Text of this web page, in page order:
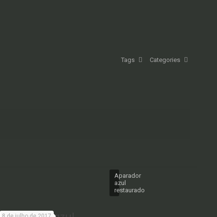
Categories
Tags
Aparador
azul
restaurado